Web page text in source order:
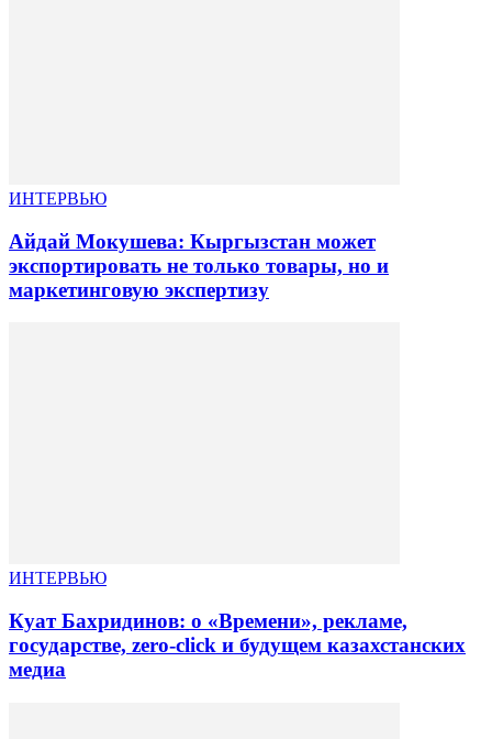
ИНТЕРВЬЮ
Айдай Мокушева: Кыргызстан может
экспортировать не только товары, но и
маркетинговую экспертизу
ИНТЕРВЬЮ
Куат Бахридинов: о «Времени», рекламе,
государстве, zero-click и будущем казахстанских
медиа